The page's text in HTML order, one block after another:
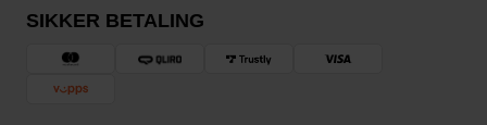
SIKKER BETALING